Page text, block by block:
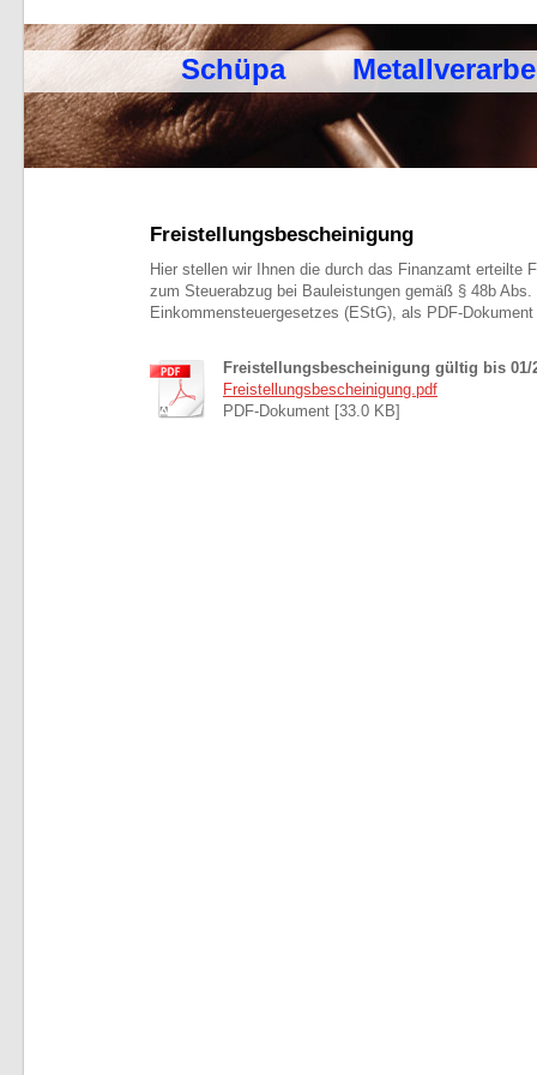
Schüpa
Freistellungsbescheinigung
Hier stellen wir Ihnen die durch das Finanzamt erteilte
zum Steuerabzug bei Bauleistungen gemäß § 48b
Einkommensteuergesetzes (EStG), als PDF-
Freistellungsbescheinigung gültig bis 01/
Freistellungsbescheinigung.pdf
PDF-Dokument [33.0 KB]